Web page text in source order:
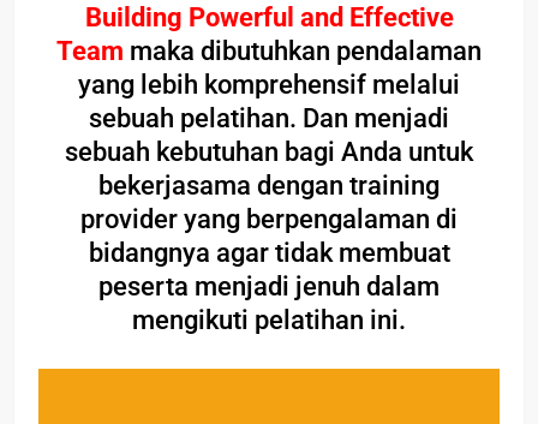
Building Powerful and Effective
Team maka dibutuhkan pendalaman
yang lebih komprehensif melalui
sebuah pelatihan. Dan menjadi
sebuah kebutuhan bagi Anda untuk
bekerjasama dengan training
provider yang berpengalaman di
bidangnya agar tidak membuat
peserta menjadi jenuh dalam
mengikuti pelatihan ini.